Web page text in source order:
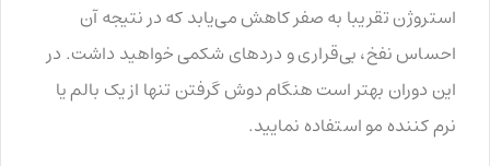
استروژن تقریبا به صفر کاهش می‌یابد که در نتیجه آن
احساس نفخ، بی‌قراری و دردهای شکمی خواهید داشت. در
این دوران بهتر است هنگام دوش گرفتن تنها از یک بالم یا
نرم کننده مو استفاده نمایید.